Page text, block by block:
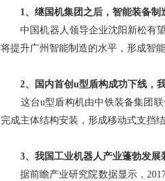
1、继国机集团之后，智能装备制
中国机器人领导企业沈阳新松有望
将提升广州智能制造的水平，形成智
2、国内首创u型盾构成功下线，我
这台u型盾构机由中铁装备集团联
完成主体结构安装，形成移动式支挡
3、我国工业机器人产业蓬勃发展
据前瞻产业研究院数据显示，